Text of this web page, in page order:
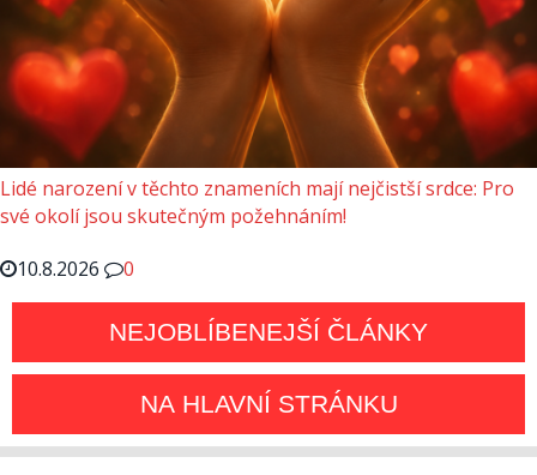
Lidé narození v těchto znameních mají nejčistší srdce: Pro
své okolí jsou skutečným požehnáním!
10.8.2026
0
NEJOBLÍBENEJŠÍ ČLÁNKY
NA HLAVNÍ STRÁNKU